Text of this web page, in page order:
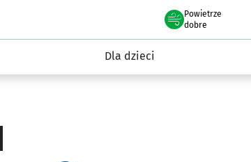
Powietrze
we Wrocławiu
dobre
Dla dzieci